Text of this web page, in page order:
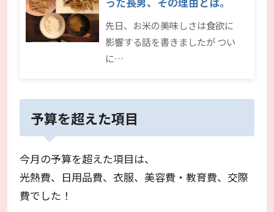
先日、お米の美味しさは食欲に
影響する話を書きましたが つい
に…
予算を超えた項目
今月の予算を超えた項目は、
光熱費、日用品費、衣服、美容費・教育費、交際
費でした！